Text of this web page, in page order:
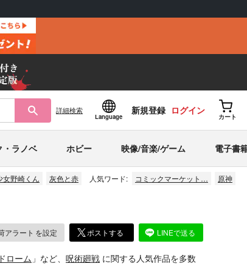
詳細検索
Language
新規登録 ログイン
カート
・ラノベ ホビー 映像/音楽/ゲーム 電子書
女野崎くん 灰色と赤 人気ワード: コミックマーケット… 原神
アラート を設定 ポストする LINEで送る
ローム 」など、 呪術廻戦 に関する人気作品を多数